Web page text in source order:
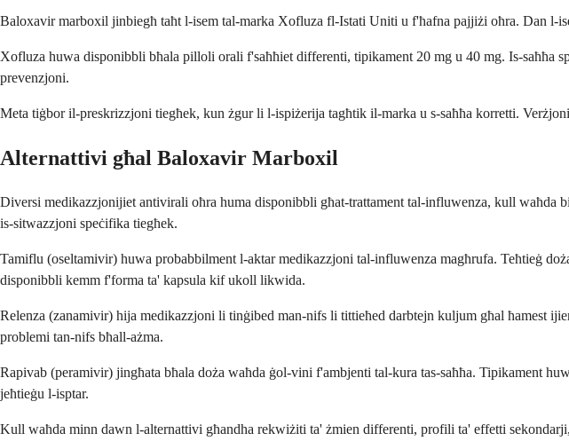
Baloxavir marboxil jinbiegħ taħt l-isem tal-marka Xofluza fl-Istati Uniti u f'ħafna pajjiżi oħra. Dan l-
Xofluza huwa disponibbli bħala pilloli orali f'saħħiet differenti, tipikament 20 mg u 40 mg. Is-
prevenzjoni.
Meta tiġbor il-preskrizzjoni tiegħek, kun żgur li l-ispiżerija tagħtik il-marka u s-saħħa korretti.
Alternattivi għal Baloxavir Marboxil
Diversi medikazzjonijiet antivirali oħra huma disponibbli għat-trattament tal-influwenza, kull waħda
is-sitwazzjoni speċifika tiegħek.
Tamiflu (oseltamivir) huwa probabbilment l-aktar medikazzjoni tal-influwenza magħrufa. Teħtieġ
disponibbli kemm f'forma ta' kapsula kif ukoll likwida.
Relenza (zanamivir) hija medikazzjoni li tinġibed man-nifs li tittieħed darbtejn kuljum għal ħamest
problemi tan-nifs bħall-ażma.
Rapivab (peramivir) jingħata bħala doża waħda ġol-vini f'ambjenti tal-kura tas-saħħa. Tipikament
jeħtieġu l-isptar.
Kull waħda minn dawn l-alternattivi għandha rekwiżiti ta' żmien differenti, profili ta' effetti